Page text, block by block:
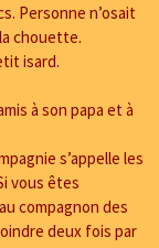
Personne n’osait
chouette.
isard.
à son papa et à
s’appelle les
vous êtes
compagnon des
deux fois par